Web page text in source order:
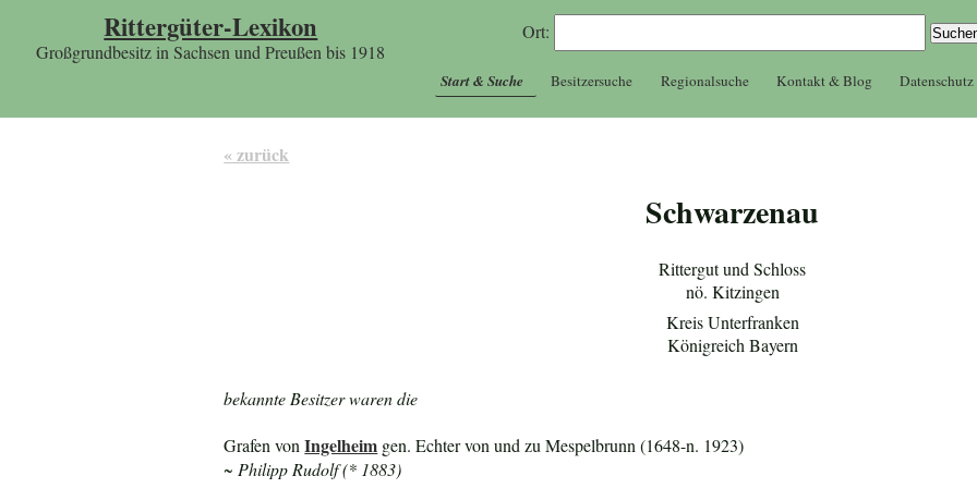
Rittergüter-Lexikon
Großgrundbesitz in Sachsen und Preußen bis 1918
Ort:
Start & Suche Besitzersuche Regionalsuche Kontakt & Blog Datenschutz
« zurück
Schwarzenau
Rittergut und Schloss
nö. Kitzingen
Kreis Unterfranken
Königreich Bayern
bekannte Besitzer waren die
Grafen vonIngelheim gen. Echter von und zu Mespelbrunn (1648-n. 1923)
~ Philipp Rudolf (* 1883)